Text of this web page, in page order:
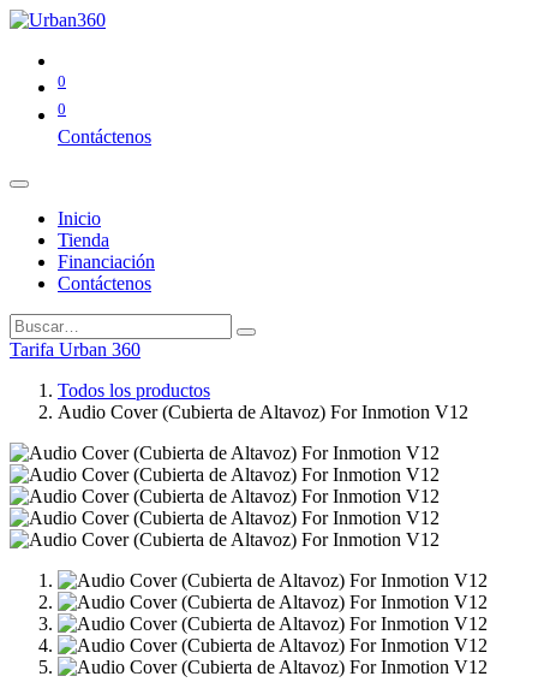
0
0
Contáctenos
Inicio
Tienda
Financiación
Contáctenos
Tarifa Urban 360
Todos los productos
Audio Cover (Cubierta de Altavoz) For Inmotion V12